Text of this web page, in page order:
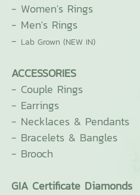
- Women's Rings
- Men's Rings
- Lab Grown (NEW IN)
ACCESSORIES
- Couple Rings
- Earrings
- Necklaces & Pendants
- Bracelets & Bangles
- Brooch
GIA Certificate Diamonds